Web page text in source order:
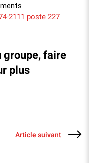
2111 poste 227
groupe, faire
plus
Article suivant